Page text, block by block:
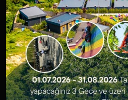
3.POLİTİKA ESASLARI TEMEL
4.İŞLENME ŞARTLARI,
İMHA SÜRELERİ
5.KİŞİSEL VERİLERİN AKTARIM
6.AYDINLATMA YÜKÜMLÜLÜĞÜ
7.İLGİLİ KİŞİ / VERİ